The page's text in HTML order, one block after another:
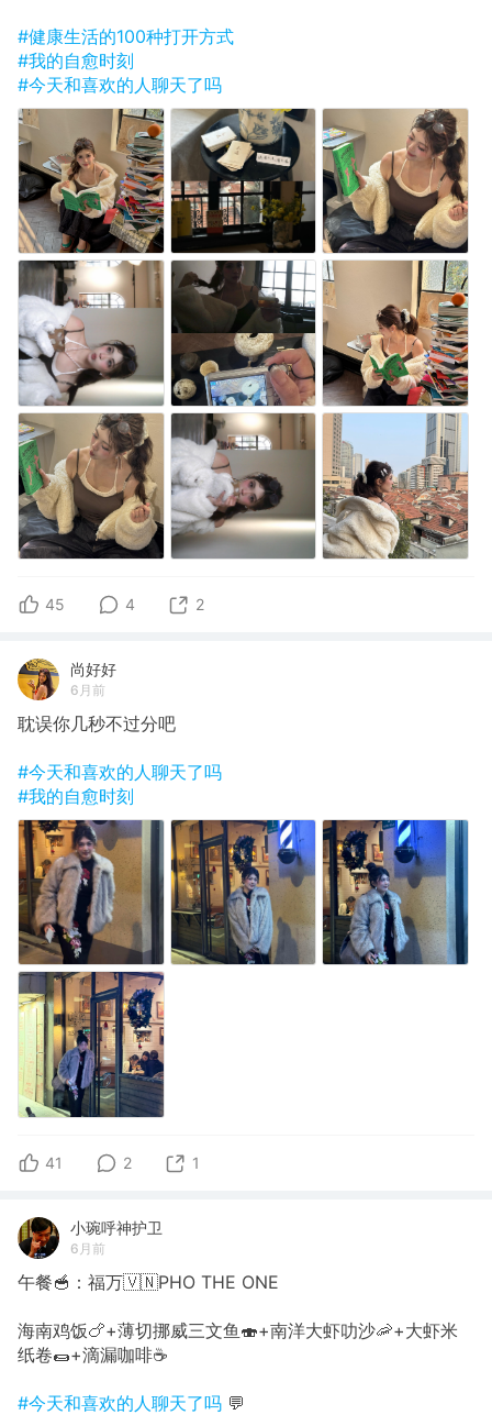
#健康生活的100种打开方式
#我的自愈时刻
#今天和喜欢的人聊天了吗
45 4 2
尚好好
6月前
耽误你几秒不过分吧
#今天和喜欢的人聊天了吗
#我的自愈时刻
41 2 1
小琬呼神护卫
6月前
午餐🥣：福万🇻🇳PHO THE ONE
海南鸡饭🍗+薄切挪威三文鱼🍣+南洋大虾叻沙🦐+大虾米
纸卷🌯+滴漏咖啡☕️
#今天和喜欢的人聊天了吗 💬